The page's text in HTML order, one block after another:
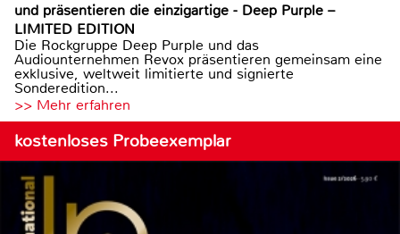
und präsentieren die einzigartige - Deep Purple –
LIMITED EDITION
Die Rockgruppe Deep Purple und das
Audiounternehmen Revox präsentieren gemeinsam eine
exklusive, weltweit limitierte und signierte
Sonderedition...
>> Mehr erfahren
kostenloses Probeexemplar